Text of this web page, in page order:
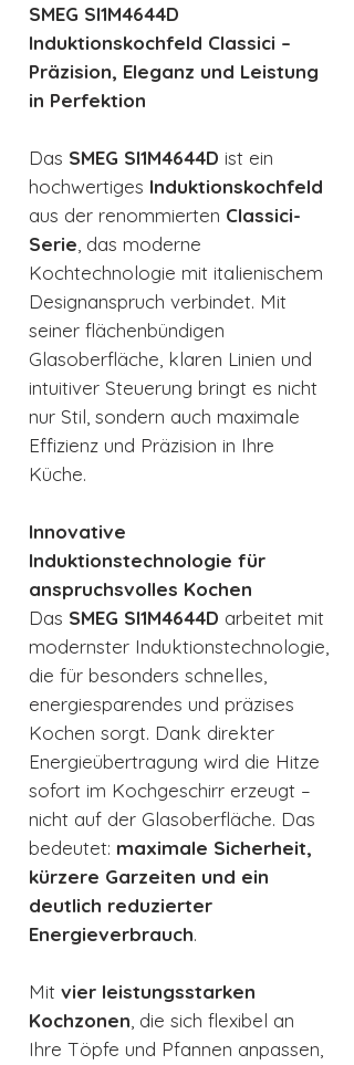
SMEG SI1M4644D
Induktionskochfeld Classici –
Präzision, Eleganz und Leistung
in Perfektion
Das SMEG SI1M4644D ist ein
hochwertiges Induktionskochfeld
aus der renommierten Classici-
Serie, das moderne
Kochtechnologie mit italienischem
Designanspruch verbindet. Mit
seiner flächenbündigen
Glasoberfläche, klaren Linien und
intuitiver Steuerung bringt es nicht
nur Stil, sondern auch maximale
Effizienz und Präzision in Ihre
Küche.
Innovative
Induktionstechnologie für
anspruchsvolles Kochen
Das SMEG SI1M4644D arbeitet mit
modernster Induktionstechnologie,
die für besonders schnelles,
energiesparendes und präzises
Kochen sorgt. Dank direkter
Energieübertragung wird die Hitze
sofort im Kochgeschirr erzeugt –
nicht auf der Glasoberfläche. Das
bedeutet: maximale Sicherheit,
kürzere Garzeiten und ein
deutlich reduzierter
Energieverbrauch.
Mit vier leistungsstarken
Kochzonen, die sich flexibel an
Ihre Töpfe und Pfannen anpassen,